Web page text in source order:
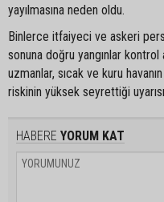
yayılmasına neden oldu.
Binlerce itfaiyeci ve askeri
sonuna doğru yangınlar kontrol
uzmanlar, sıcak ve kuru
riskinin yüksek seyrettiği
HABERE YORUM KAT